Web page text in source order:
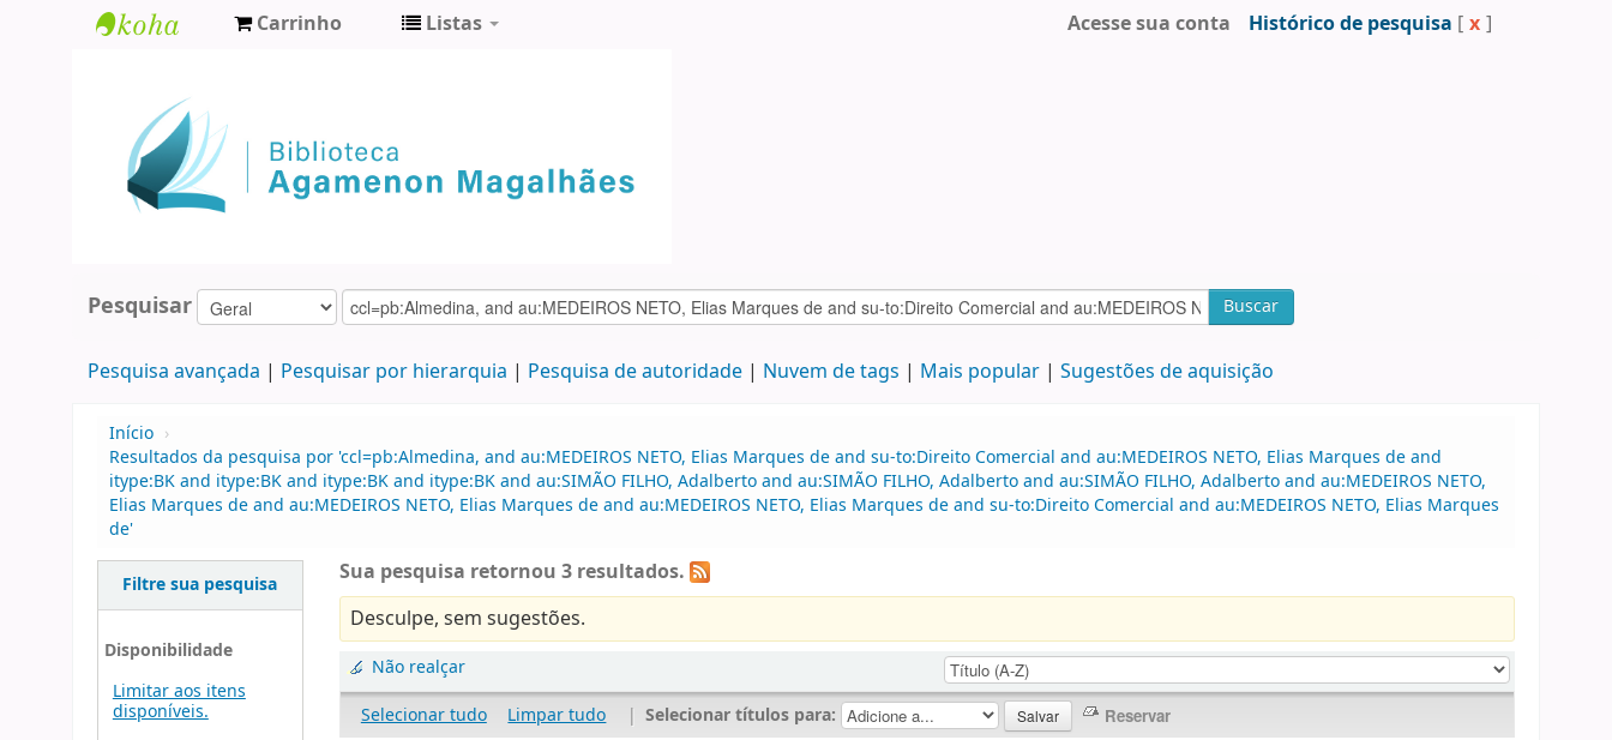
Agamenon
Magalhães
Carrinho Listas Acesse sua conta Histórico de pesquisa [ x ]
Pesquisar Buscar
Pesquisa avançada Pesquisar por hierarquia Pesquisa de autoridade Nuvem de tags Mais popular Sugestões de aquisição
Início ›
Resultados da pesquisa por 'ccl=pb:Almedina, and au:MEDEIROS NETO, Elias Marques de and su-to:Direito Comercial and au:MEDEIROS NETO, Elias Marques de and
itype:BK and itype:BK and itype:BK and itype:BK and au:SIMÃO FILHO, Adalberto and au:SIMÃO FILHO, Adalberto and au:SIMÃO FILHO, Adalberto and au:MEDEIROS NETO,
Elias Marques de and au:MEDEIROS NETO, Elias Marques de and au:MEDEIROS NETO, Elias Marques de and su-to:Direito Comercial and au:MEDEIROS NETO, Elias Marques
de'
Filtre sua pesquisa
Disponibilidade
Limitar aos itens
disponíveis.
Sua pesquisa retornou 3 resultados.
Desculpe, sem sugestões.
Não realçar
Selecionar tudo
Limpar tudo | Selecionar títulos para: